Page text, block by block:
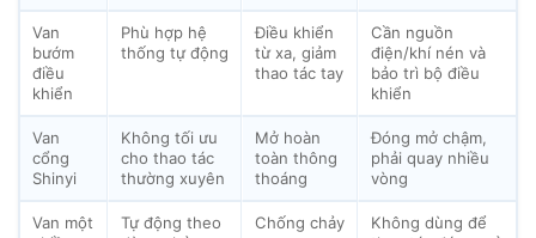
Van
bướm
điều
khiển
Phù hợp hệ
thống tự động
Điều khiển
từ xa, giảm
thao tác tay
Cần nguồn
điện/khí nén và
bảo trì bộ điều
khiển
Van
cổng
Shinyi
Không tối ưu
cho thao tác
thường xuyên
Mở hoàn
toàn thông
thoáng
Đóng mở chậm,
phải quay nhiều
vòng
Van một
Tự động theo
Chống chảy
Không dùng để